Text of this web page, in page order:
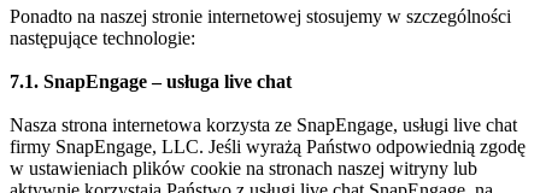
Ponadto na naszej stronie internetowej stosujemy w szczególności
następujące technologie:
7.1. SnapEngage – usługa live chat
Nasza strona internetowa korzysta ze SnapEngage, usługi live chat
firmy SnapEngage, LLC. Jeśli wyrażą Państwo odpowiednią zgodę
w ustawieniach plików cookie na stronach naszej witryny lub